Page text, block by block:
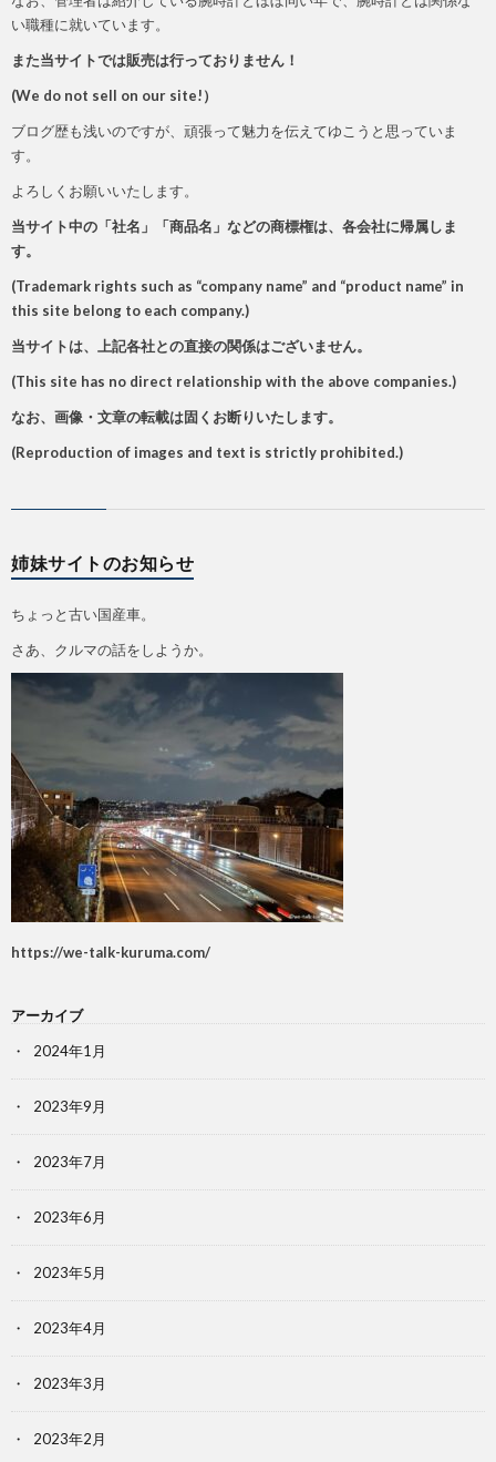
い職種に就いています。
また当サイトでは販売は行っておりません！
(We do not sell on our site!）
ブログ歴も浅いのですが、頑張って魅力を伝えてゆこうと思っていま
す。
よろしくお願いいたします。
当サイト中の「社名」「商品名」などの商標権は、各会社に帰属しま
す。
(Trademark rights such as “company name” and “product name” in
this site belong to each company.)
当サイトは、上記各社との直接の関係はございません。
(This site has no direct relationship with the above companies.)
なお、画像・文章の転載は固くお断りいたします。
(Reproduction of images and text is strictly prohibited.)
姉妹サイトのお知らせ
ちょっと古い国産車。
さあ、クルマの話をしようか。
https://we-talk-kuruma.com/
アーカイブ
2024年1月
2023年9月
2023年7月
2023年6月
2023年5月
2023年4月
2023年3月
2023年2月